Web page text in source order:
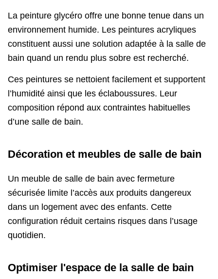
La peinture glycéro offre une bonne tenue dans un
environnement humide. Les peintures acryliques
constituent aussi une solution adaptée à la salle de
bain quand un rendu plus sobre est recherché.
Ces peintures se nettoient facilement et supportent
l’humidité ainsi que les éclaboussures. Leur
composition répond aux contraintes habituelles
d’une salle de bain.
Décoration et meubles de salle de bain
Un meuble de salle de bain avec fermeture
sécurisée limite l’accès aux produits dangereux
dans un logement avec des enfants. Cette
configuration réduit certains risques dans l’usage
quotidien.
Optimiser l'espace de la salle de bain